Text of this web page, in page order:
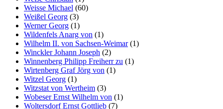
Weisse Michael (60)
Weißel Georg (3)
Werner Georg (1)
Wildenfels Anarg von (1)
Wilhelm II. von Sachsen-Weimar(1)
Winckler Johann Joseph (2)
Winnenberg Philipp Freiherr zu (1)
Wirtenberg Graf Jörg von (1)
Witzel Georg (1)
Witzstat von Wertheim (3)
Wobeser Ernst Wilhelm von (1)
Woltersdorf Ernst Gottlieb (7)